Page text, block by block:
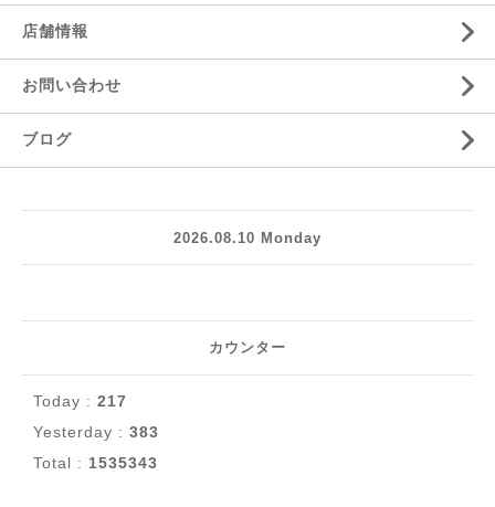
店舗情報
お問い合わせ
ブログ
2026.08.10 Monday
カウンター
Today : 217
Yesterday : 383
Total : 1535343